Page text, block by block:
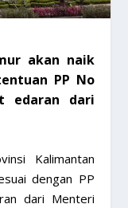
akan naik
PP No
edaran dari
Kalimantan
dengan PP
dari Menteri